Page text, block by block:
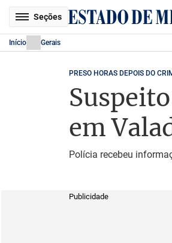
Seções
Início Gerais
PRESO HORAS DEPOIS DO
em
Polícia recebeu
Publicidade